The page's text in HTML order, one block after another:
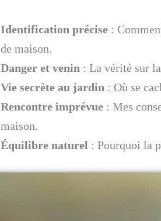
Identification précise :
de maison.
Danger et venin : La vérité sur
Vie secrète au jardin : Où se
Rencontre imprévue : Mes
maison.
Équilibre naturel : Pourquoi la